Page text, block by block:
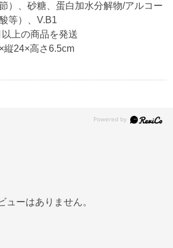
）、砂糖、蛋白加水分解物/アルコー
等）、V.B1
上の商品を発送
縦24×高さ6.5cm
ューはありません。